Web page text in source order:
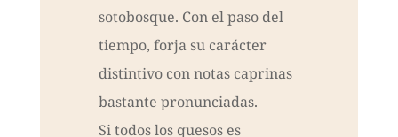
sotobosque. Con el paso del
tiempo, forja su carácter
distintivo con notas caprinas
bastante pronunciadas.
Si todos los quesos es